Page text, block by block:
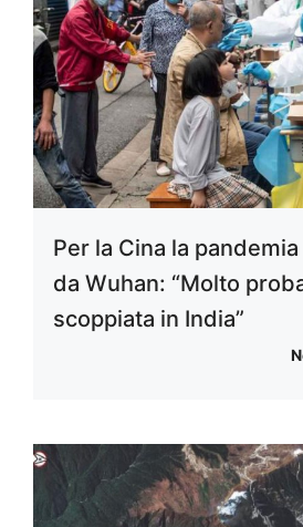
Per la Cina la
da Wuhan: “Molto
scoppiata in India”